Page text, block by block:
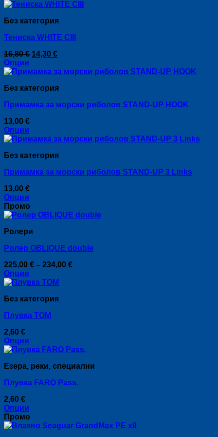
Без категория
Тениска WHITE CIII
16,80€ Original
was:
14,30 €Текущата
е:
Опции
This
has
variants.
options
may
be
on
the
product
page
Без категория
Примамка за морски риболов STAND-UP HOOK
13,00 €
Опции
This
has
variants.
options
may
be
chosen
the
product
page
Без категория
Примамка за морски риболов STAND-UP 3 Links
13,00 €
Опции
This
product
multiple
The
may
be
chosen
the
product
page
Промо
Ролери
Ролер OBLIQUE double
225,00 € – 234,00 €Price
Опции
This
has
variants.
options
may
be
on
the
product
page
Без категория
Плувка TOM
2,60 €
Опции
This
has
variants.
options
may
be
chosen
Езера, реки, специални
Плувка FARO Pass.
2,60 €
Опции
This
product
Промо